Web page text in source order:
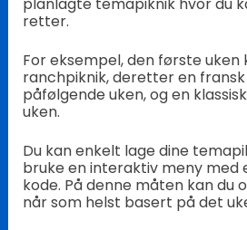
planlagte temapiknik hvor du
retter.
For eksempel, den første uken
ranchpiknik, deretter en
påfølgende uken, og en
uken.
Du kan enkelt lage dine
bruke en interaktiv meny
kode. På denne måten kan du
når som helst basert på det